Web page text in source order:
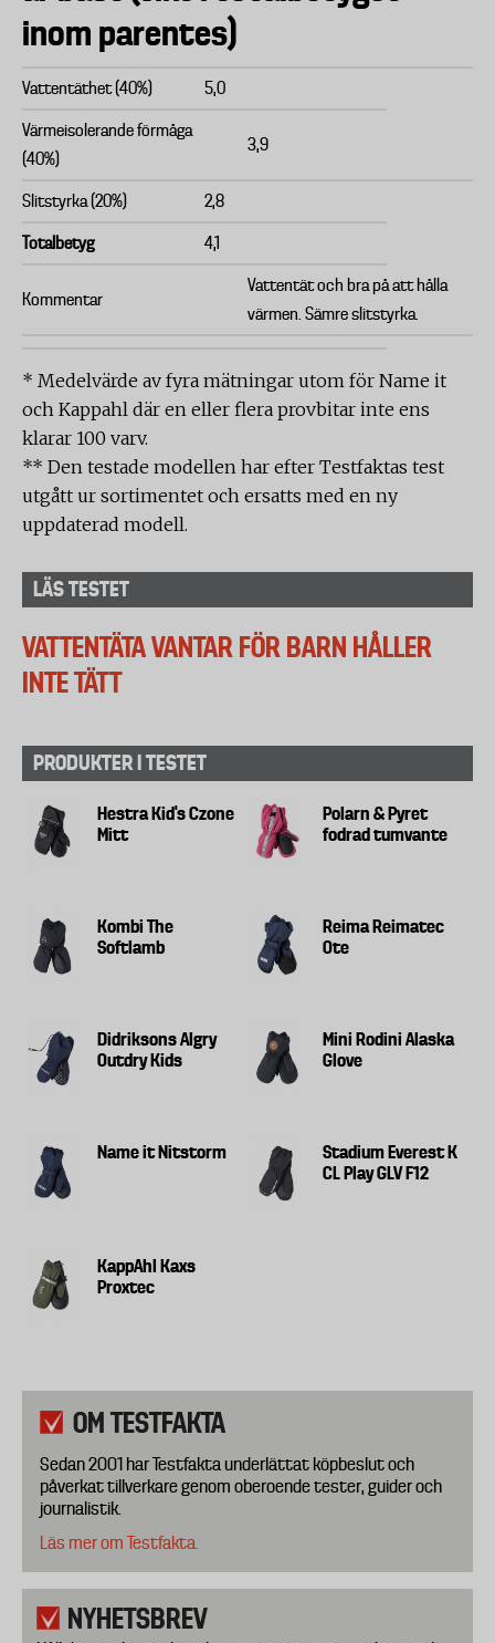
inom parentes)
Vattentäthet (40%) 5,0
Värmeisolerande förmåga
(40%)
3,9
Slitstyrka (20%) 2,8
Totalbetyg 4,1
Kommentar
Vattentät och bra på att hålla
värmen. Sämre slitstyrka.
* Medelvärde av fyra mätningar utom för Name it
och Kappahl där en eller flera provbitar inte ens
klarar 100 varv.
** Den testade modellen har efter Testfaktas test
utgått ur sortimentet och ersatts med en ny
uppdaterad modell.
LÄS TESTET
VATTENTÄTA VANTAR FÖR BARN HÅLLER
INTE TÄTT
PRODUKTER I TESTET
Hestra Kid's Czone
Mitt
Polarn & Pyret
fodrad tumvante
Kombi The
Softlamb
Reima Reimatec
Ote
Didriksons Algry
Outdry Kids
Mini Rodini Alaska
Glove
Name it Nitstorm
Stadium Everest K
CL Play GLV F12
KappAhl Kaxs
Proxtec
OM TESTFAKTA
Sedan 2001 har Testfakta underlättat köpbeslut och
påverkat tillverkare genom oberoende tester, guider och
journalistik.
Läs mer om Testfakta.
NYHETSBREV